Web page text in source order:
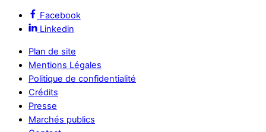
Facebook
Linkedin
Plan de site
Mentions Légales
Politique de confidentialité
Crédits
Presse
Marchés publics